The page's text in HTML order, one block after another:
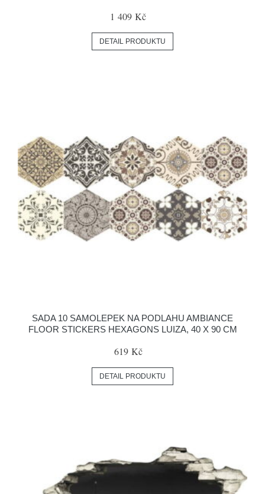
1 409 Kč
DETAIL PRODUKTU
SADA 10 SAMOLEPEK NA PODLAHU AMBIANCE
FLOOR STICKERS HEXAGONS LUIZA, 40 X 90 CM
619 Kč
DETAIL PRODUKTU